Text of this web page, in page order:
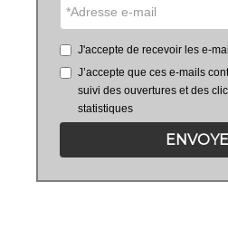
J'accepte de recevoir les e-
J’accepte que ces e-mails
suivi des ouvertures et des
statistiques